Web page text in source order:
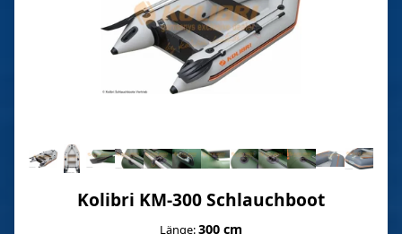
Kolibri KM-300 Schlauchboot
Länge:300 cm